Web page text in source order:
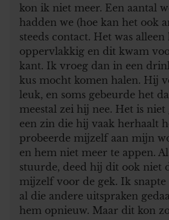
kon ik niet meer. Een aantal
hadden we (hoe kan het ook
steeds contact. Het was alleen
oppervlakkig en dit kwam
kant. Ik vroeg dan in een
kus mocht komen halen. Hij
leuk, en soms gebeurde het
meestal zei hij nee. Het is niet
een zin die hij vaak herhaalt
probeerde mijzelf aan mijn
en hem niet meer te appen.
stuurde, deed hij dit ook niet
mijzelf voor de gek. Ik
al die andere uitspraken
hem opnieuw. Maar dit kon